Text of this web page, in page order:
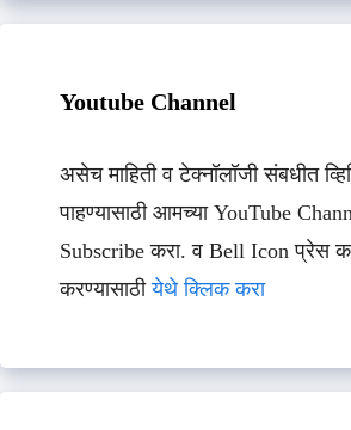
Youtube Channel
असेच माहिती व टेक्नॉलॉजी संबधीत
पाहण्यासाठी आमच्या YouTube
Subscribe करा. व Bell Icon प्रेस
करण्यासाठीयेथे क्लिक करा